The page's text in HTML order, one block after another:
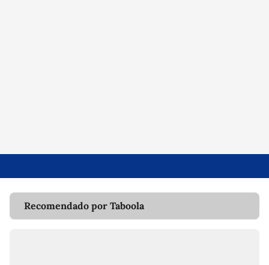
Recomendado por Taboola